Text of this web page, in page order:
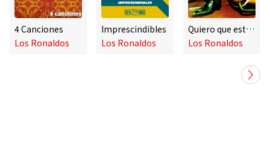
4 Canciones
Los Ronaldos
Imprescindibles
Los Ronaldos
Quiero que estemos cerca (En directo en Cinearte 20 marzo 1996)
Los Ronaldos